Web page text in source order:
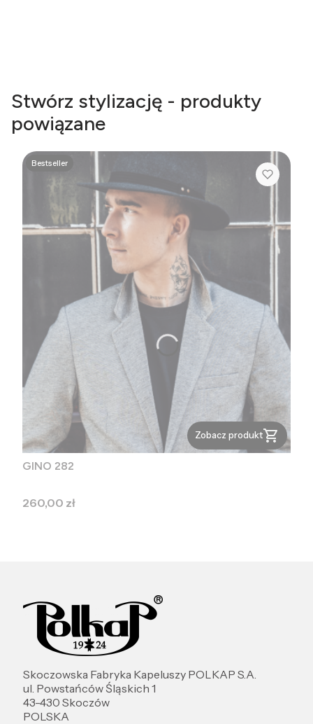
Stwórz stylizację - produkty
powiązane
Bestseller
Zobacz produkt
GINO 282
Cena
260,00 zł
Skoczowska Fabryka Kapeluszy POLKAP S.A.
ul. Powstańców Śląskich 1
43-430 Skoczów
POLSKA